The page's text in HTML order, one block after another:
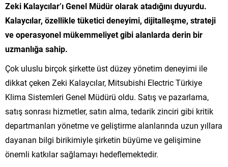
Zeki Kalaycılar’ı Genel Müdür olarak atadığını duyurdu.
Kalaycılar, özellikle tüketici deneyimi, dijitalleşme, strateji
ve operasyonel mükemmeliyet gibi alanlarda derin bir
uzmanlığa sahip.
Çok uluslu birçok şirkette üst düzey yönetim deneyimi ile
dikkat çeken Zeki Kalaycılar, Mitsubishi Electric Türkiye
Klima Sistemleri Genel Müdürü oldu. Satış ve pazarlama,
satış sonrası hizmetler, satın alma, tedarik zinciri gibi kritik
departmanları yönetme ve geliştirme alanlarında uzun yıllara
dayanan bilgi birikimiyle şirketin büyüme ve gelişimine
önemli katkılar sağlamayı hedeflemektedir.